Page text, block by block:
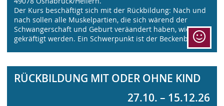
Der Kurs beschäftigt sich mit der Rückbildung: Nach und
nach sollen alle Muskelpartien, die sich wärend der
Schwangerschaft und Geburt veräandert haben, wieder
gekräftigt werden. Ein Schwerpunkt ist der Beckenboden.
RÜCKBILDUNG MIT ODER OHNE KIND
27.10. – 15.12.26